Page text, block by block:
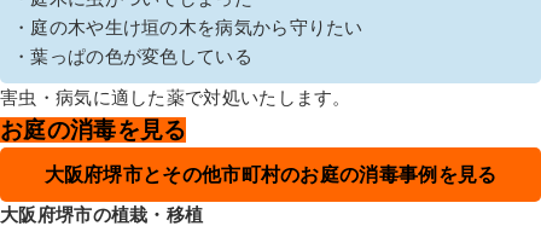
・庭の木や生け垣の木を病気から守りたい
・葉っぱの色が変色している
害虫・病気に適した薬で対処いたします。
お庭の消毒を見る
大阪府堺市とその他市町村のお庭の消毒事例を見る
大阪府堺市の植栽・移植